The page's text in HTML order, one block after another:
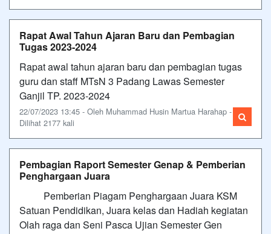
Rapat Awal Tahun Ajaran Baru dan Pembagian
Tugas 2023-2024
Rapat awal tahun ajaran baru dan pembagian tugas
guru dan staff MTsN 3 Padang Lawas Semester
Ganjil TP. 2023-2024
22/07/2023 13:45 - Oleh Muhammad Husin Martua Harahap -
Dilihat 2177 kali
Pembagian Raport Semester Genap & Pemberian
Penghargaan Juara
Pemberian Piagam Penghargaan Juara KSM
Satuan Pendidikan, Juara kelas dan Hadiah kegiatan
Olah raga dan Seni Pasca Ujian Semester Gen